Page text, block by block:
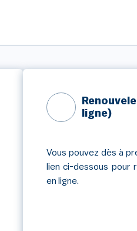
ligne)
Vous pouvez dès à
lien ci-dessous pour
en ligne.